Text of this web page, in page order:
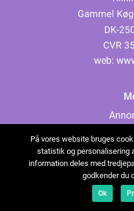
web:
På vores website bruges
statistik og personalisering
information deles med
godkender du
Ok